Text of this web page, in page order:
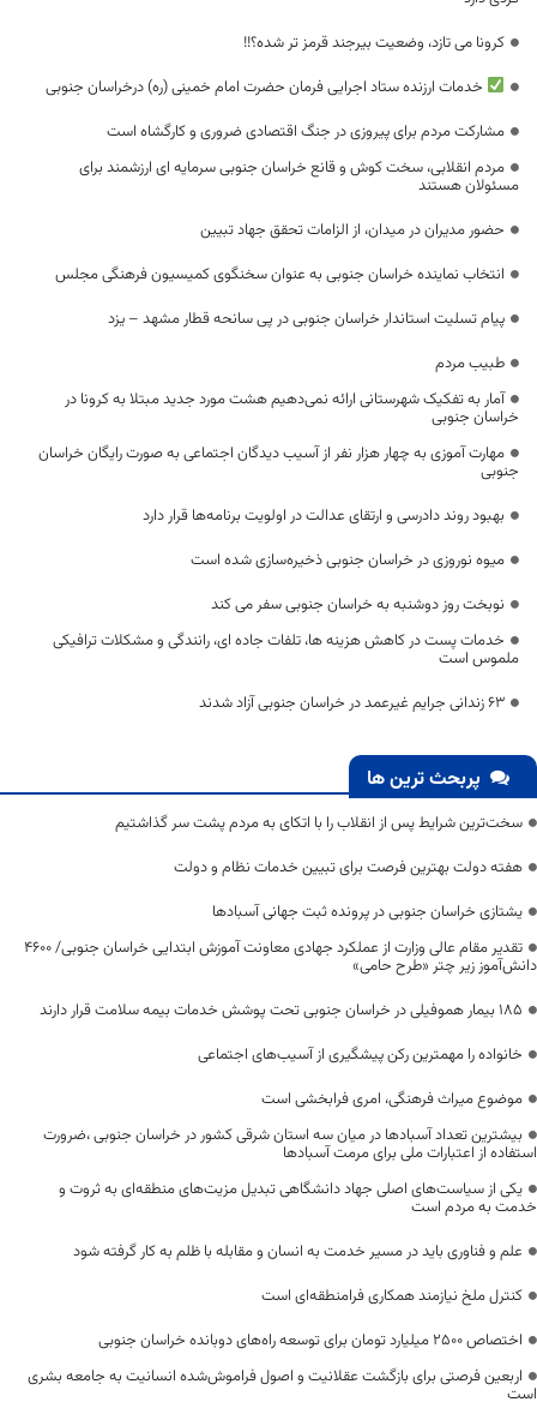
کرونا می تازد، وضعیت بیرجند قرمز تر شده؟!!
خدمات ارزنده ستاد اجرایی فرمان حضرت امام خمینی (ره) درخراسان جنوبی
مشارکت مردم برای پیروزی در جنگ اقتصادی ضروری و کارگشاه است
مردم انقلابی، سخت کوش و قانع خراسان جنوبی سرمایه ای ارزشمند برای
مسئولان هستند
حضور مدیران در میدان، از الزامات تحقق جهاد تبیین
انتخاب نماینده خراسان جنوبی به عنوان سخنگوی کمیسیون فرهنگی مجلس
پیام تسلیت استاندار خراسان جنوبی در پی سانحه قطار مشهد – یزد
طبیب مردم
آمار به تفکیک شهرستانی ارائه نمی‌دهیم هشت مورد جدید مبتلا به کرونا در
خراسان جنوبی
مهارت آموزی به چهار هزار نفر از آسیب دیدگان اجتماعی به صورت رایگان خراسان
جنوبی
بهبود روند دادرسی و ارتقای عدالت در اولویت برنامه‌ها قرار دارد
میوه نوروزی در خراسان جنوبی ذخیره‌سازی شده است
نوبخت روز دوشنبه به خراسان جنوبی سفر می کند
خدمات پست در کاهش هزینه ها، تلفات جاده ای، رانندگی و مشکلات ترافیکی
ملموس است
۶۳ زندانی جرایم غیرعمد در خراسان جنوبی آزاد شدند
پربحث ترین ها
سخت‌ترین شرایط پس از انقلاب را با اتکای به مردم پشت سر گذاشتیم
هفته دولت بهترین فرصت برای تبیین خدمات نظام و دولت
یشتازی خراسان جنوبی در پرونده ثبت جهانی آسبادها
تقدیر مقام عالی وزارت از عملکرد جهادی معاونت آموزش ابتدایی خراسان جنوبی/ ۴۶۰۰
دانش‌آموز زیر چتر «طرح حامی»
۱۸۵ بیمار هموفیلی در خراسان جنوبی تحت پوشش خدمات بیمه سلامت قرار دارند
خانواده را مهمترین رکن پیشگیری از آسیب‌های اجتماعی
موضوع میراث فرهنگی، امری فرابخشی است
بیشترین تعداد آسبادها در میان سه استان شرقی کشور در خراسان جنوبی ،ضرورت
استفاده از اعتبارات ملی برای مرمت آسبادها
یکی از سیاست‌های اصلی جهاد دانشگاهی تبدیل مزیت‌های منطقه‌ای به ثروت و
خدمت به مردم است
علم و فناوری باید در مسیر خدمت به انسان و مقابله با ظلم به کار گرفته شود
کنترل ملخ نیازمند همکاری فرامنطقه‌ای است
اختصاص 2500 میلیارد تومان برای توسعه راه‌های دوبانده خراسان جنوبی
اربعین فرصتی برای بازگشت عقلانیت و اصول فراموش‌شده انسانیت به جامعه بشری
است